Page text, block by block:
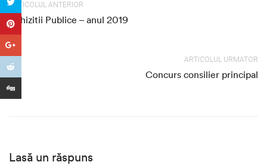
ARTICOLUL ANTERIOR
Achizitii Publice – anul 2019
ARTICOLUL URMATOR
Concurs consilier principal
Lasă un răspuns